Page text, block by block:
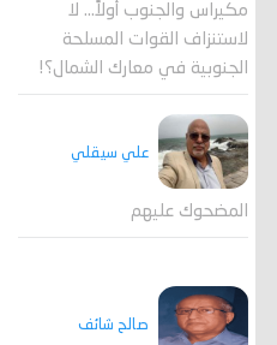
مكيراس والجنوب أولاً... لا
لاستنزاف القوات المسلحة
الجنوبية في معارك الشمال؟!
علي سيقلي
المضحوك عليهم
صالح شائف